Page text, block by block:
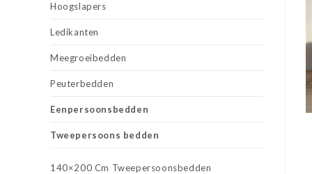
Hoogslapers
Ledikanten
Meegroeibedden
Peuterbedden
Eenpersoonsbedden
Tweepersoons bedden
140×200 Cm Tweepersoonsbedden